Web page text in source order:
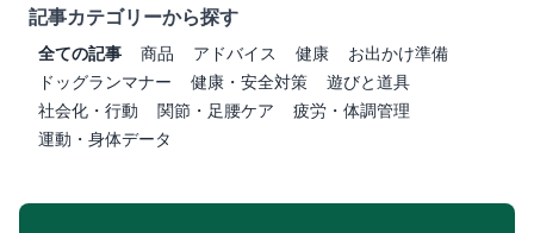
記事カテゴリーから探す
全ての記事 商品 アドバイス 健康
お出かけ準備
ドッグランマナー
健康・安全対策
遊びと道具
社会化・行動
関節・足腰ケア
疲労・体調管理
運動・身体データ